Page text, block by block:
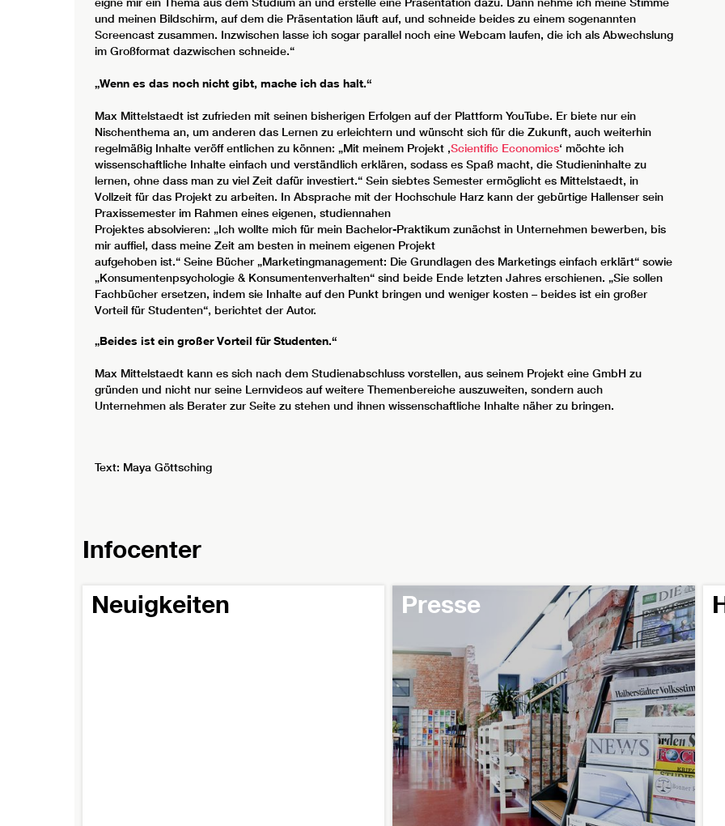
und meinen Bildschirm, auf dem die Präsentation läuft auf, und schneide beides zu einem sogenannten
Screencast zusammen. Inzwischen lasse ich sogar parallel noch eine Webcam laufen, die ich als Abwechslung
im Großformat dazwischen schneide.“
„Wenn es das noch nicht gibt, mache ich das halt.“
Max Mittelstaedt ist zufrieden mit seinen bisherigen Erfolgen auf der Plattform YouTube. Er biete nur ein
Nischenthema an, um anderen das Lernen zu erleichtern und wünscht sich für die Zukunft, auch weiterhin
regelmäßig Inhalte veröff entlichen zu können: „Mit meinem Projekt ‚Scientific Economics‘ möchte ich
wissenschaftliche Inhalte einfach und verständlich erklären, sodass es Spaß macht, die Studieninhalte zu
lernen, ohne dass man zu viel Zeit dafür investiert.“ Sein siebtes Semester ermöglicht es Mittelstaedt, in
Vollzeit für das Projekt zu arbeiten. In Absprache mit der Hochschule Harz kann der gebürtige Hallenser sein
Praxissemester im Rahmen eines eigenen, studiennahen
Projektes absolvieren: „Ich wollte mich für mein Bachelor-Praktikum zunächst in Unternehmen bewerben, bis
mir auffiel, dass meine Zeit am besten in meinem eigenen Projekt
aufgehoben ist.“ Seine Bücher „Marketingmanagement: Die Grundlagen des Marketings einfach erklärt“ sowie
„Konsumentenpsychologie & Konsumentenverhalten“ sind beide Ende letzten Jahres erschienen. „Sie sollen
Fachbücher ersetzen, indem sie Inhalte auf den Punkt bringen und weniger kosten – beides ist ein großer
Vorteil für Studenten“, berichtet der Autor.
„Beides ist ein großer Vorteil für Studenten.“
Max Mittelstaedt kann es sich nach dem Studienabschluss vorstellen, aus seinem Projekt eine GmbH zu
gründen und nicht nur seine Lernvideos auf weitere Themenbereiche auszuweiten, sondern auch
Unternehmen als Berater zur Seite zu stehen und ihnen wissenschaftliche Inhalte näher zu bringen.
Text: Maya Göttsching
Infocenter
Neuigkeiten
Presse